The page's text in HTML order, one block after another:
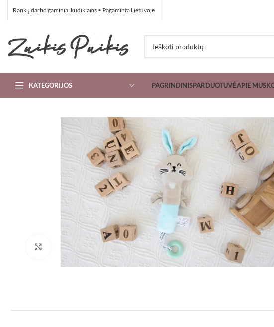
Rankų darbo gaminiai kūdikiams • Pagaminta Lietuvoje
KATEGORIJOS PAGRINDINISPARDUOTUVĖAPIE MUS
Padidinti